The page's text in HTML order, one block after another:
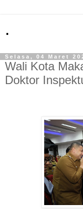
.
Selasa, 04 Maret
Wali Kota
Doktor